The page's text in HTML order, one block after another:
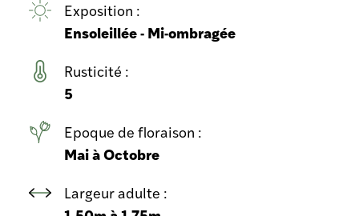
Exposition :
Ensoleillée - Mi-ombragée
Rusticité :
5
Epoque de floraison :
Mai à Octobre
Largeur adulte :